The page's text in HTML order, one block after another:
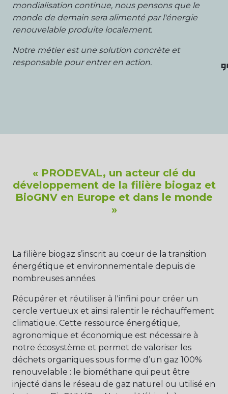
mondialisation continue, nous pensons que le
monde de demain sera alimenté par l'énergie
renouvelable produite localement.
Notre métier est une solution concrète et
responsable pour entrer en action.
« PRODEVAL, un acteur clé du
développement de la filière biogaz et
BioGNV en Europe et dans le monde
»
La filière biogaz s’inscrit au cœur de la transition
énergétique et environnementale depuis de
nombreuses années.
Récupérer et réutiliser à l'infini pour créer un
cercle vertueux et ainsi ralentir le réchauffement
climatique. Cette ressource énergétique,
agronomique et économique est nécessaire à
notre écosystème et permet de valoriser les
déchets organiques sous forme d’un gaz 100%
renouvelable : le biométhane qui peut être
injecté dans le réseau de gaz naturel ou utilisé en